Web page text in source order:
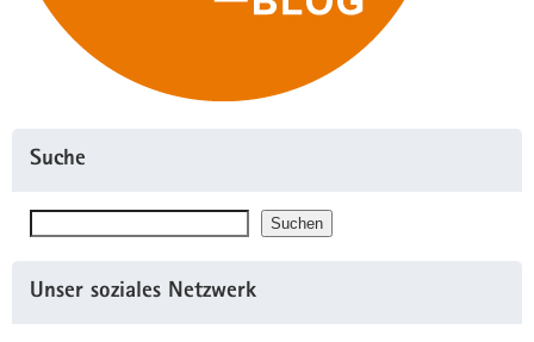
Suche
Suchen
Unser soziales Netzwerk